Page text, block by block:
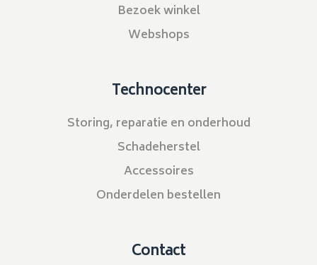
Bezoek winkel
Webshops
Technocenter
Storing, reparatie en onderhoud
Schadeherstel
Accessoires
Onderdelen bestellen
Contact